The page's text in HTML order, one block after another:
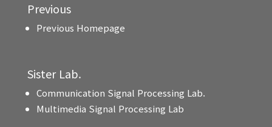
Previous
Previous Homepage
Sister Lab.
Communication Signal Processing Lab.
Multimedia Signal Processing Lab